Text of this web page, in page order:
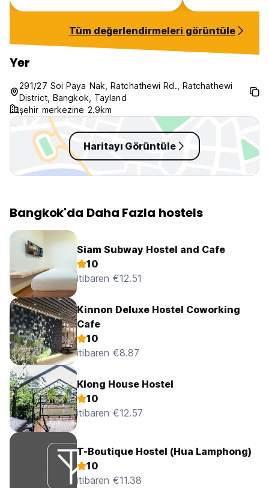
small smoking
Tüm değerlendirmeleri görüntüle
Yer
291/27 Soi Paya Nak, Ratchathewi Rd., Ratchathewi
District, Bangkok, Tayland
şehir merkezine 2.9km
Haritayı Görüntüle
Bangkok'da Daha Fazla hostels
Siam Subway Hostel and Cafe
10
itibaren €12.51
Kinnon Deluxe Hostel Coworking
Cafe
10
itibaren €8.87
Klong House Hostel
10
itibaren €12.57
T-Boutique Hostel (Hua Lamphong)
10
itibaren €11.38